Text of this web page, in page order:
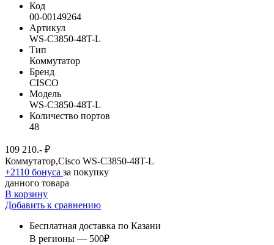
Код
00-00149264
Артикул
WS-C3850-48T-L
Тип
Коммутатор
Бренд
CISCO
Модель
WS-C3850-48T-L
Количество портов
48
109 210.- ₽
Коммутатор,Cisco WS-C3850-48T-L
+2110 бонуса за покупку
данного товара
В корзину
Добавить к сравнению
Бесплатная доставка по Казани
В регионы — 500₽